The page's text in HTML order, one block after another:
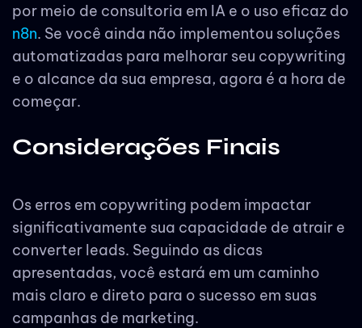
por meio de consultoria em IA e o uso eficaz do
n8n. Se você ainda não implementou soluções
automatizadas para melhorar seu copywriting
e o alcance da sua empresa, agora é a hora de
começar.
Considerações Finais
Os erros em copywriting podem impactar
significativamente sua capacidade de atrair e
converter leads. Seguindo as dicas
apresentadas, você estará em um caminho
mais claro e direto para o sucesso em suas
campanhas de marketing.